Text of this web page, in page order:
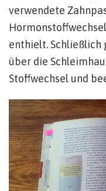
verwendete
enthielt. Schließlich
über die
Stoffwechsel und